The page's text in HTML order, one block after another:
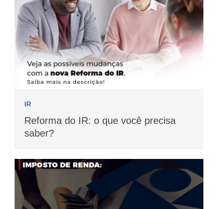
IR
Reforma do IR: o que você precisa
saber?